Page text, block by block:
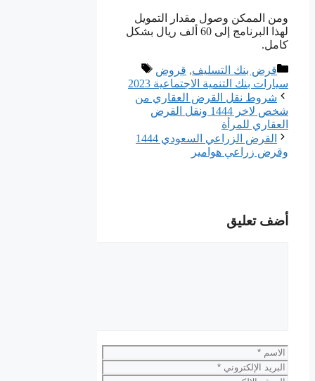
ومن الممكن وصول مقدار التمويل
لهذا البرنامج إلى 60 ألف ريال بشكل
كامل.
التصنيفات
قرض بنك التسليف, قروض
الوسوم
سيارات بنك التنمية الاجتماعية 2023
شروط نقل القرض العقاري من
شخص لاخر 1444 ونقل القرض
العقاري للمرأة
القرض الزراعي السعودي 1444
وقرض زراعي هوامير
أضف تعليق
الاسم
البريد